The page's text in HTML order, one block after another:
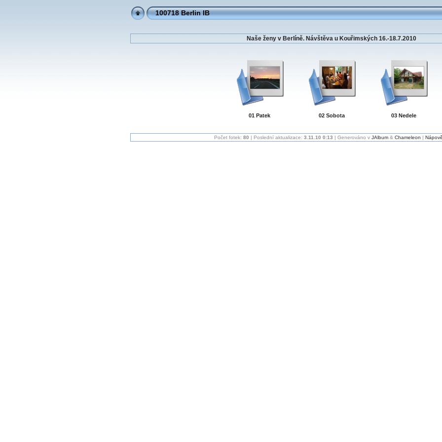
100718 Berlin IB
Naše ženy v Berlíně. Návštěva u Kouřimských 16.-18.7.2010
01 Patek 02 Sobota 03 Nedele
Počet fotek: 80 | Poslední aktualizace: 3.11.10 0:13 | Generováno v JAlbum & Chameleon |